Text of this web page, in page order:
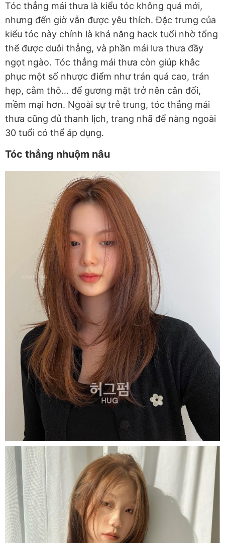
Tóc thẳng mái thưa là kiểu tóc không quá mới,
nhưng đến giờ vẫn được yêu thích. Đặc trưng của
kiểu tóc này chính là khả năng hack tuổi nhờ tổng
thể được duỗi thẳng, và phần mái lưa thưa đầy
ngọt ngào. Tóc thẳng mái thưa còn giúp khắc
phục một số nhược điểm như trán quá cao, trán
hẹp, cằm thô… để gương mặt trở nên cân đối,
mềm mại hơn. Ngoài sự trẻ trung, tóc thẳng mái
thưa cũng đủ thanh lịch, trang nhã để nàng ngoài
30 tuổi có thể áp dụng.
Tóc thẳng nhuộm nâu